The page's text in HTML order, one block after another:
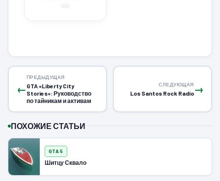
←
ПРЕДЫДУЩАЯ
GTA «Liberty City
Stories»: Руководство
по тайникам и активам
→
СЛЕДУЮЩАЯ
Los Santos Rock Radio
ПОХОЖИЕ СТАТЬИ
GTA 5
Шитцу Сквало